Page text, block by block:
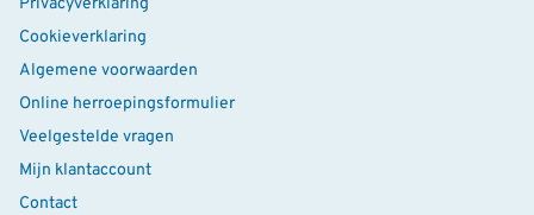
Cookieverklaring
Algemene voorwaarden
Online herroepingsformulier
Veelgestelde vragen
Mijn klantaccount
Contact